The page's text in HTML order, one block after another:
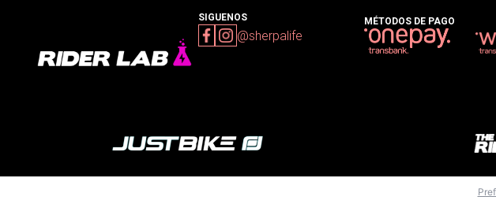
SIGUENOS
@sherpalife
MÉTODOS DE PAGO